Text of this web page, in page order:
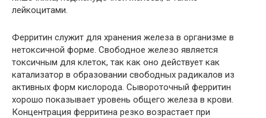
лейкоцитами.
Ферритин служит для хранения железа в организме в
нетоксичной форме. Свободное железо является
токсичным для клеток, так как оно действует как
катализатор в образовании свободных радикалов из
активных форм кислорода. Сывороточный ферритин
хорошо показывает уровень общего железа в крови.
Концентрация ферритина резко возрастает при